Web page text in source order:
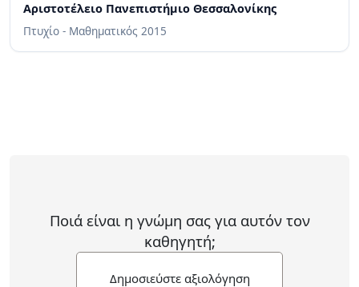
Αριστοτέλειο Πανεπιστήμιο Θεσσαλονίκης
Πτυχίο - Μαθηματικός 2015
Ποιά είναι η γνώμη σας για αυτόν τον
καθηγητή;
Δημοσιεύστε αξιολόγηση